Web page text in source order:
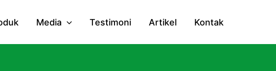
Media Testimoni Artikel Kontak